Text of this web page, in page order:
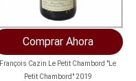
Comprar Ahora
François Cazin Le Petit Chambord "Le
Petit Chambord" 2019